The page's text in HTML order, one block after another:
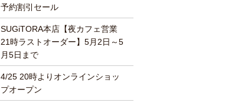
予約割引セール
SUGiTORA本店【夜カフェ営業
21時ラストオーダー】5月2日～5
月5日まで
4/25 20時よりオンラインショッ
プオープン